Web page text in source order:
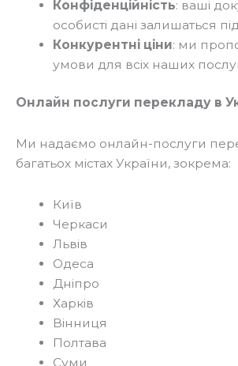
Конфіденційність: ваші
особисті дані залишаться
Конкурентні ціни: ми
умови для всіх наших
Онлайн послуги перекладу в
Ми надаємо онлайн-послуги
багатьох містах України, зокрема:
Київ
Черкаси
Львів
Одеса
Дніпро
Харків
Вінниця
Полтава
Суми